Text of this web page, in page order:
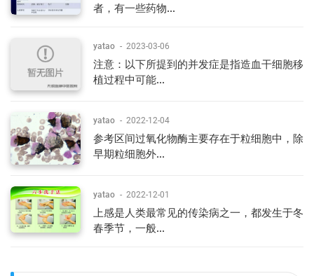
者，有一些药物...
yatao - 2023-03-06
注意：以下所提到的并发症是指造血干细胞移
植过程中可能...
yatao - 2022-12-04
参考区间过氧化物酶主要存在于粒细胞中，除
早期粒细胞外...
yatao - 2022-12-01
上感是人类最常见的传染病之一，都发生于冬
春季节，一般...